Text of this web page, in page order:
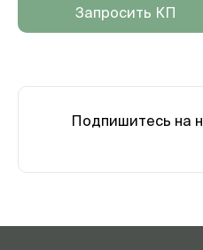
Запросить КП
Подпишитесь на